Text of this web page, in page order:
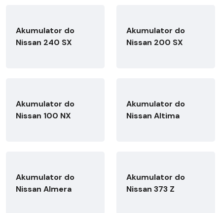
Akumulator do
Nissan 240 SX
Akumulator do
Nissan 200 SX
Akumulator do
Nissan 100 NX
Akumulator do
Nissan Altima
Akumulator do
Nissan Almera
Akumulator do
Nissan 373 Z